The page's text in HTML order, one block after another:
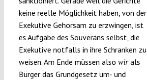
keine reelle Möglichkeit haben, von der
Exekutive Gehorsam zu erzwingen, ist
es Aufgabe des Souveräns selbst, die
Exekutive notfalls in ihre Schranken zu
weisen. Am Ende müssen also wirals
Bürger das Grundgesetz um- und